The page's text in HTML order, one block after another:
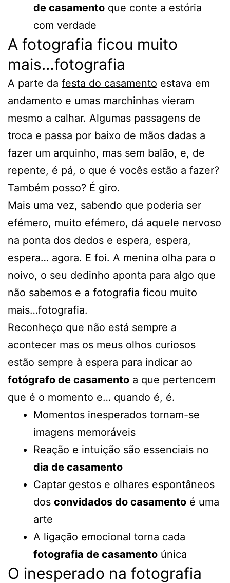
de casamento que conte a estória
com verdade
A fotografia ficou muito
mais…fotografia
A parte da festa do casamento estava em
andamento e umas marchinhas vieram
mesmo a calhar. Algumas passagens de
troca e passa por baixo de mãos dadas a
fazer um arquinho, mas sem balão, e, de
repente, é pá, o que é vocês estão a fazer?
Também posso? É giro.
Mais uma vez, sabendo que poderia ser
efémero, muito efémero, dá aquele nervoso
na ponta dos dedos e espera, espera,
espera… agora. E foi. A menina olha para o
noivo, o seu dedinho aponta para algo que
não sabemos e a fotografia ficou muito
mais…fotografia.
Reconheço que não está sempre a
acontecer mas os meus olhos curiosos
estão sempre à espera para indicar ao
fotógrafo de casamento a que pertencem
que é o momento e… quando é, é.
Momentos inesperados tornam-se
imagens memoráveis
Reação e intuição são essenciais no
dia de casamento
Captar gestos e olhares espontâneos
dos convidados do casamento é uma
arte
A ligação emocional torna cada
fotografia de casamento única
O inesperado na fotografia